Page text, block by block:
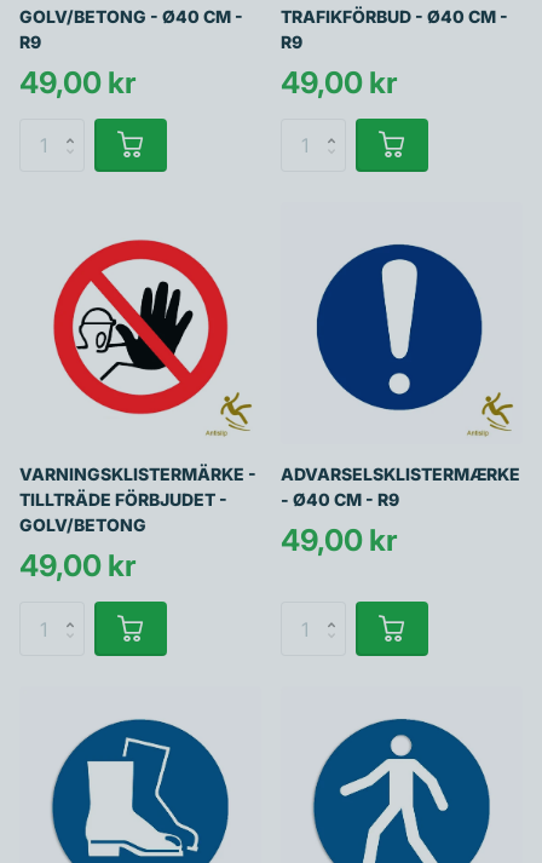
GOLV/BETONG - Ø40 CM -
R9
49,00 kr
TRAFIKFÖRBUD - Ø40 CM -
R9
49,00 kr
VARNINGSKLISTERMÄRKE -
TILLTRÄDE FÖRBJUDET -
GOLV/BETONG
49,00 kr
ADVARSELSKLISTERMÆRKE
- Ø40 CM - R9
49,00 kr